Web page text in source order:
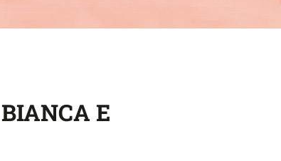
E